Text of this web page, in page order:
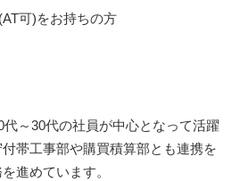
可)をお持ちの方
～30代の社員が中心となって活躍
帯工事部や購買積算部とも連携を
進めています。